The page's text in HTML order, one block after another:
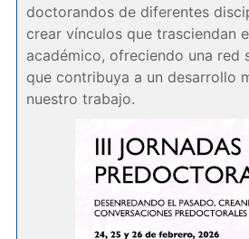
doctorandos de diferentes
crear vínculos que trasciendan
académico, ofreciendo una red
que contribuya a un desarrollo
nuestro trabajo.